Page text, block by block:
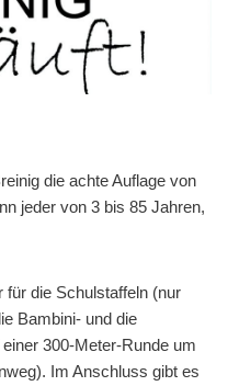
die achte Auflage von
jeder von 3 bis 85 Jahren,
die Schulstaffeln (nur
Bambini- und die
300-Meter-Runde um
Im Anschluss gibt es